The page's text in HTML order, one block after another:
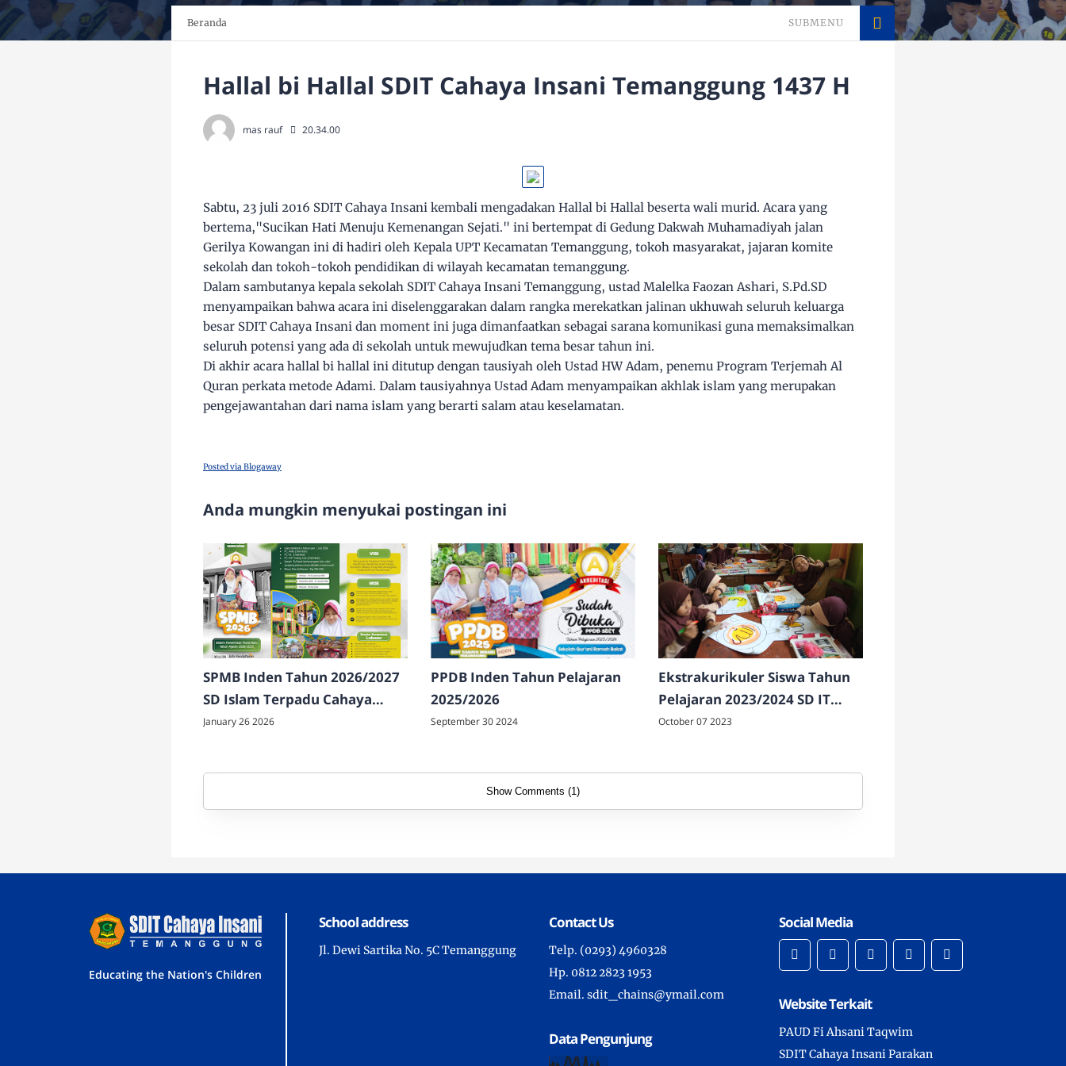
Beranda SUBMENU
Hallal bi Hallal SDIT Cahaya Insani Temanggung 1437 H
mas rauf 20.34.00
Sabtu, 23 juli 2016 SDIT Cahaya Insani kembali mengadakan Hallal bi Hallal beserta wali murid. Acara yang
bertema,"Sucikan Hati Menuju Kemenangan Sejati." ini bertempat di Gedung Dakwah Muhamadiyah jalan
Gerilya Kowangan ini di hadiri oleh Kepala UPT Kecamatan Temanggung, tokoh masyarakat, jajaran komite
sekolah dan tokoh-tokoh pendidikan di wilayah kecamatan temanggung.
Dalam sambutanya kepala sekolah SDIT Cahaya Insani Temanggung, ustad Malelka Faozan Ashari, S.Pd.SD
menyampaikan bahwa acara ini diselenggarakan dalam rangka merekatkan jalinan ukhuwah seluruh keluarga
besar SDIT Cahaya Insani dan moment ini juga dimanfaatkan sebagai sarana komunikasi guna memaksimalkan
seluruh potensi yang ada di sekolah untuk mewujudkan tema besar tahun ini.
Di akhir acara hallal bi hallal ini ditutup dengan tausiyah oleh Ustad HW Adam, penemu Program Terjemah Al
Quran perkata metode Adami. Dalam tausiyahnya Ustad Adam menyampaikan akhlak islam yang merupakan
pengejawantahan dari nama islam yang berarti salam atau keselamatan.
Posted via Blogaway
Anda mungkin menyukai postingan ini
SPMB Inden Tahun 2026/2027
SD Islam Terpadu Cahaya
Insani Temanggung
January 26 2026
PPDB Inden Tahun Pelajaran
2025/2026
September 30 2024
Ekstrakurikuler Siswa Tahun
Pelajaran 2023/2024 SD IT
Cahaya Insani Temanggung
October 07 2023
Show Comments (1)
Educating the Nation's Children
School address
Jl. Dewi Sartika No. 5C Temanggung
Contact Us
Telp. (0293) 4960328
Hp. 0812 2823 1953
Email. sdit_chains@ymail.com
Data Pengunjung
Social Media
Website Terkait
PAUD Fi Ahsani Taqwim
SDIT Cahaya Insani Parakan